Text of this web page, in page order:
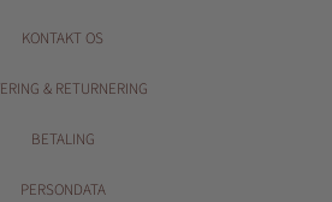
KONTAKT OS
& RETURNERING
BETALING
PERSONDATA